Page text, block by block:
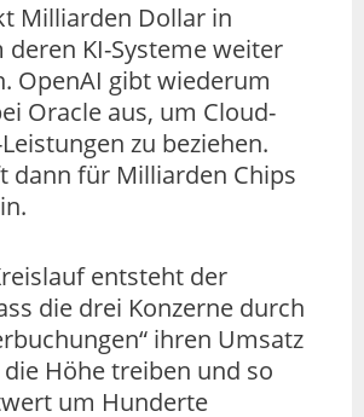
Milliarden Dollar in
deren KI-Systeme weiter
OpenAI gibt wiederum
Oracle aus, um Cloud-
zu beziehen.
dann für Milliarden Chips
entsteht der
die drei Konzerne durch
ihren Umsatz
Höhe treiben und so
um Hunderte